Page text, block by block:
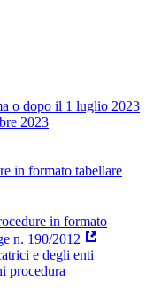
o dopo il 1 luglio 2023
2023
in formato tabellare
in formato
n. 190/2012
e degli enti
procedura